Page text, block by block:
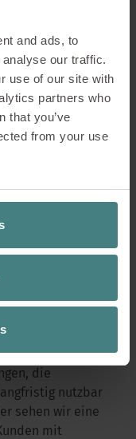
and ads, to
our traffic.
use of our site with
partners who
that you’ve
from your use
getraut, ihre
Rund ein
nicht alle wollen
nach einer neuen
der
stand dabei
die
nutzbar
sehen wir eine
mit